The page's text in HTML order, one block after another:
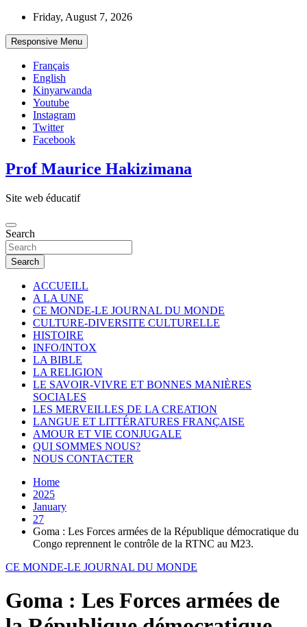
Skip
content
Friday, August 7, 2026
Responsive Menu
Français
English
Kinyarwanda
Youtube
Instagram
Twitter
Facebook
Prof Maurice Hakizimana
Site web éducatif
Search
Search
ACCUEILL
A LA UNE
CE MONDE-LE JOURNAL DU MONDE
CULTURE-DIVERSITE CULTURELLE
HISTOIRE
INFO/INTOX
LA BIBLE
LA RELIGION
LE SAVOIR-VIVRE ET BONNES MANIÈRES
SOCIALES
LES MERVEILLES DE LA CREATION
LANGUE ET LITTÉRATURES FRANÇAISE
AMOUR ET VIE CONJUGALE
QUI SOMMES NOUS?
NOUS CONTACTER
Home
2025
January
27
Goma : Les Forces armées de la République démocratique du
Congo reprennent le contrôle de la RTNC au M23.
CE MONDE-LE JOURNAL DU MONDE
Goma : Les Forces armées de